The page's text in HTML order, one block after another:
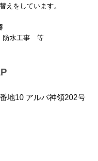
えをしています。
防水工事 等
地10 アルバ神領202号